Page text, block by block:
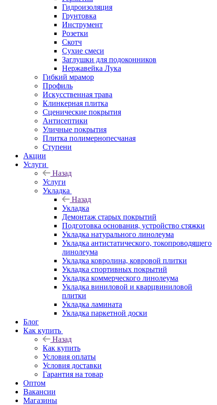
Гидроизоляция
Грунтовка
Инструмент
Розетки
Скотч
Сухие смеси
Заглушки для подоконников
Нержавейка Лука
Гибкий мрамор
Профиль
Искусственная трава
Клинкерная плитка
Сценические покрытия
Антисептики
Уличные покрытия
Плитка полимернопесчаная
Ступени
Акции
Услуги
Назад
Услуги
Укладка
Назад
Укладка
Демонтаж старых покрытий
Подготовка основания, устройство стяжки
Укладка натурального линолеума
Укладка антистатического, токопроводящего
линолеума
Укладка ковролина, ковровой плитки
Укладка спортивных покрытий
Укладка коммерческого линолеума
Укладка виниловой и кварцвиниловой
плитки
Укладка ламината
Укладка паркетной доски
Блог
Как купить
Назад
Как купить
Условия оплаты
Условия доставки
Гарантия на товар
Оптом
Вакансии
Магазины